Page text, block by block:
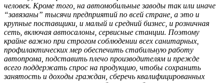
человек. Кроме того, на автомобильные заводы так или иначе
“завязаны” тысячи предприятий по всей стране, а это и
крупные поставщики, и малый и средний бизнес, и розничная
сеть, включая автосалоны, сервисные станции. Поэтому
крайне важно при строгом соблюдении всех санитарных,
профилактических мер обеспечить стабильную работу
автопрома, подставить плечо производителям и прежде
всего поддержать спрос на продукцию, чтобы сохранить
занятость и доходы граждан, сберечь квалифицированных